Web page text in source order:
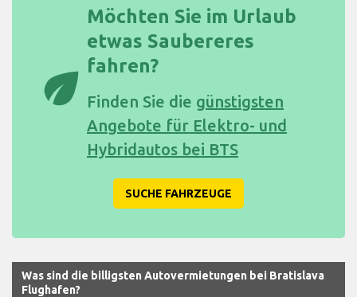
eco
Möchten Sie im Urlaub
etwas Saubereres
fahren?
Finden Sie die günstigsten
Angebote für Elektro- und
Hybridautos bei BTS
SUCHE FAHRZEUGE
Was sind die billigsten Autovermietungen bei Bratislava
Flughafen?